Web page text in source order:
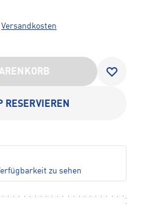
Versandkosten
RESERVIEREN
zu sehen